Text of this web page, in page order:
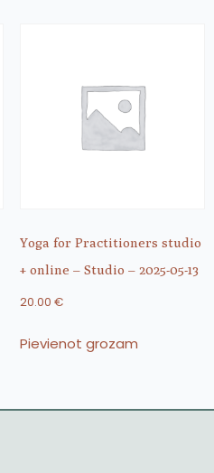
Yoga for Practitioners studio
+ online – Studio – 2025-05-13
20.00 €
Pievienot grozam